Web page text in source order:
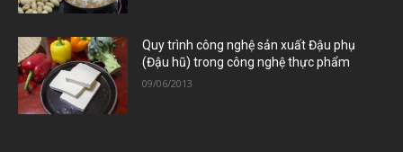
Quy trình công nghệ sản xuất Đậu phụ
(Đậu hũ) trong công nghệ thực phẩm
09/06/2013